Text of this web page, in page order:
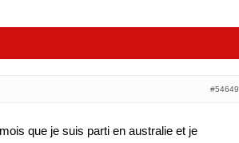
#54649
que je suis parti en australie et je